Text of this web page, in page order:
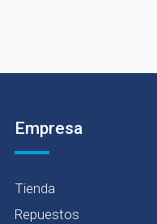
Empresa
Tienda
Repuestos